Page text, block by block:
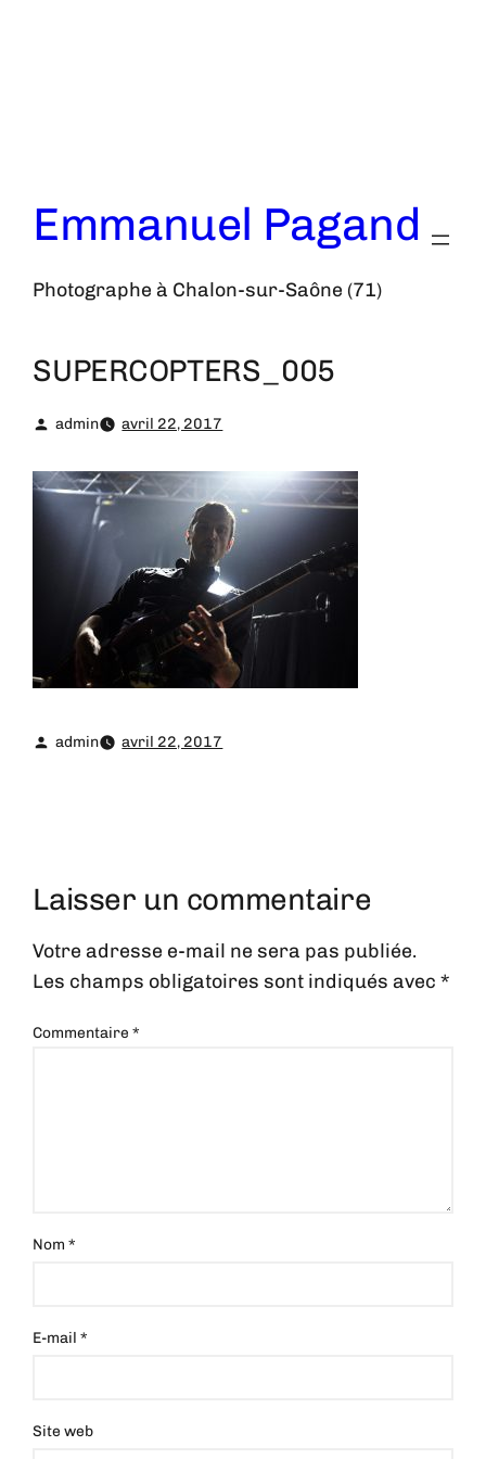
Emmanuel Pagand
Photographe à Chalon-sur-Saône (71)
SUPERCOPTERS_005
admin avril 22, 2017
admin avril 22, 2017
Laisser un commentaire
Votre adresse e-mail ne sera pas publiée.
Les champs obligatoires sont indiqués avec*
Commentaire*
Nom*
E-mail*
Site web